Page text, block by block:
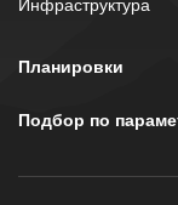
Планировки
Подбор по